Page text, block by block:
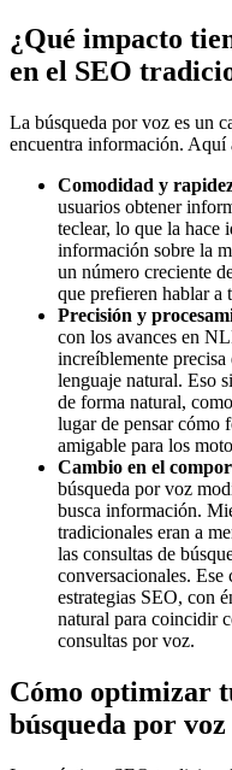
¿Qué impacto
en el SEO
La búsqueda por voz es un
encuentra información. Aquí
Comodidad y
usuarios obtener
teclear, lo que la hace
información sobre la
un número creciente
que prefieren hablar a
Precisión y
con los avances en
increíblemente
lenguaje natural. Eso
de forma natural,
lugar de pensar cómo
amigable para los
Cambio en el
búsqueda por voz
busca información.
tradicionales eran a
las consultas de
conversacionales.
estrategias SEO, con
natural para coincidir
consultas por voz.
Cómo optimizar
búsqueda por voz